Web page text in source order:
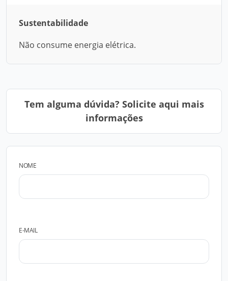
Sustentabilidade
Não consume energia elétrica.
Tem alguma dúvida? Solicite aqui mais
informações
NOME
E-MAIL